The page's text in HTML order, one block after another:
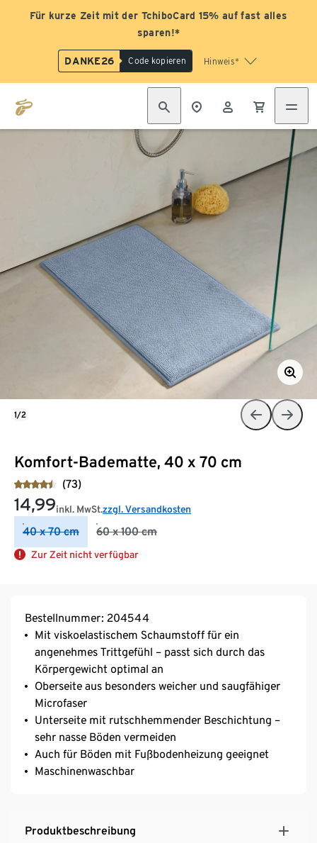
Für kurze Zeit mit der TchiboCard 15% auf fast alles
sparen!*
DANKE26 Code kopieren Hinweis*
Komfort-Badematte, 40 x 70 cm
(73)
14,99inkl. MwSt.zzgl. Versandkosten
40 x 70 cm 60 x 100 cm
Zur Zeit nicht verfügbar
1/2
Bestellnummer: 204544
Mit viskoelastischem Schaumstoff für ein
angenehmes Trittgefühl – passt sich durch das
Körpergewicht optimal an
Oberseite aus besonders weicher und saugfähiger
Microfaser
Unterseite mit rutschhemmender Beschichtung –
sehr nasse Böden vermeiden
Auch für Böden mit Fußbodenheizung geeignet
Maschinenwaschbar
Produktbeschreibung